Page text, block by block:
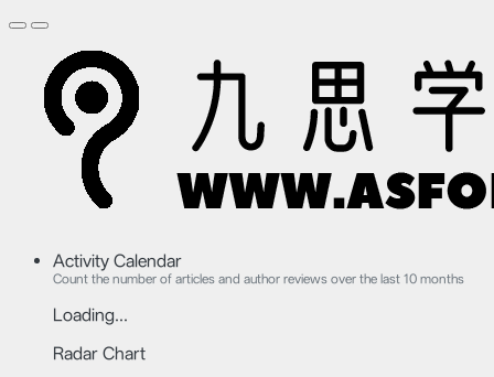
Activity Calendar
Count the number of articles and author reviews over the last 10 months
Loading...
Radar Chart